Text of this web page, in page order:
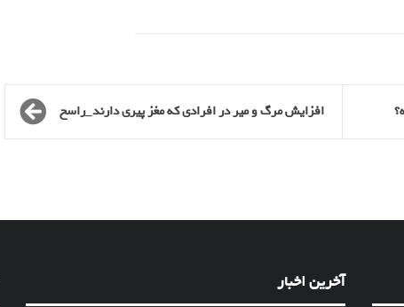
افزایش مرگ و میر در افرادی که مغز پیری دارند_راسخ
آخرین اخبار